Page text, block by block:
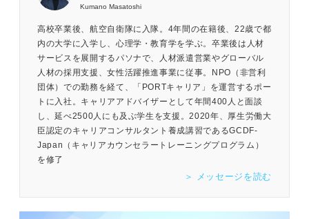
Kumano Masatoshi
高校卒業後、航空自衛隊に入隊。4年間の在籍後、22歳で都
内の大学に入学し、心理学・教育学を学ぶ。卒業後は人材
サービスを展開するパソナで、人材派遣営業やグローバル
人材の採用支援、女性活躍推進事業に従事。NPO（非営利
団体）での勤務を経て、「PORTキャリア」を運営するポー
トに入社。キャリアアドバイザーとして年間400人と面談
し、延べ2500人にも及ぶ学生を支援。2020年、厚生労働大
臣認定のキャリアコンサルタント養成講習であるGCDF-
Japan（キャリアカウンセラートレーニングプログラム）
を修了
＞ メッセージを読む